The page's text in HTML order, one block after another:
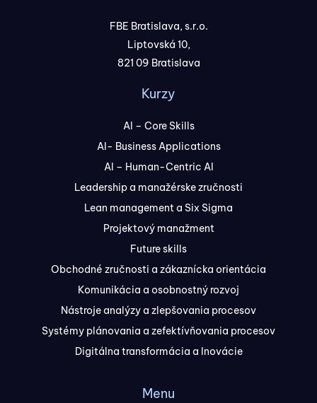
FBE Bratislava, s.r.o.
Liptovská 10,
821 09 Bratislava
Kurzy
AI – Core Skills
AI- Business Applications
AI – Human-Centric AI
Leadership a manažérske zručnosti
Lean management a Six Sigma
Projektový manažment
Future skills
Obchodné zručnosti a zákaznícka orientácia
Komunikácia a osobnostný rozvoj
Nástroje analýzy a zlepšovania procesov
Systémy plánovania a zefektívňovania procesov
Digitálna transformácia a Inovácie
Menu